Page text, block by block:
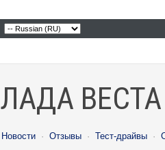
ЛАДА ВЕСТА
Новости · Отзывы · Тест-драйвы ·